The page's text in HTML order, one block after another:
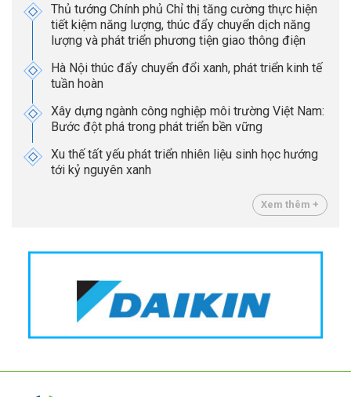
Thủ tướng Chính phủ Chỉ thị tăng cường thực hiện
tiết kiệm năng lượng, thúc đẩy chuyển dịch năng
lượng và phát triển phương tiện giao thông điện
Hà Nội thúc đẩy chuyển đổi xanh, phát triển kinh tế
tuần hoàn
Xây dựng ngành công nghiệp môi trường Việt Nam:
Bước đột phá trong phát triển bền vững
Xu thế tất yếu phát triển nhiên liệu sinh học hướng
tới kỷ nguyên xanh
Xem thêm +